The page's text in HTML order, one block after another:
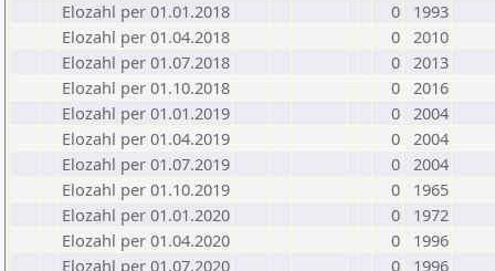
Elozahl per 01.01.2018
0
1993
Elozahl per 01.04.2018
0 2010
Elozahl per 01.07.2018
0 2013
Elozahl per 01.10.2018
0 2016
Elozahl per 01.01.2019
0 2004
Elozahl per 01.04.2019
0 2004
Elozahl per 01.07.2019
0 2004
Elozahl per 01.10.2019
0
1965
Elozahl per 01.01.2020
0
1972
Elozahl per 01.04.2020
0
1996
Elozahl per 01.07.2020
0
1996